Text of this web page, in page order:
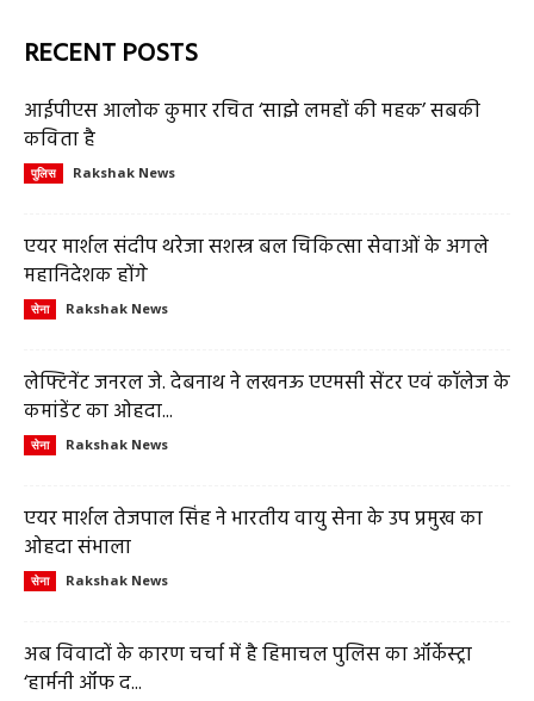
RECENT POSTS
आईपीएस आलोक कुमार रचित ‘साझे लमहों की महक’ सबकी
कविता है
पुलिस Rakshak News
एयर मार्शल संदीप थरेजा सशस्त्र बल चिकित्सा सेवाओं के अगले
महानिदेशक होंगे
सेना Rakshak News
लेफ्टिनेंट जनरल जे. देबनाथ ने लखनऊ एएमसी सेंटर एवं कॉलेज के
कमांडेंट का ओहदा...
सेना Rakshak News
एयर मार्शल तेजपाल सिंह ने भारतीय वायु सेना के उप प्रमुख का
ओहदा संभाला
सेना Rakshak News
अब विवादों के कारण चर्चा में है हिमाचल पुलिस का ऑर्केस्ट्रा
‘हार्मनी ऑफ द...